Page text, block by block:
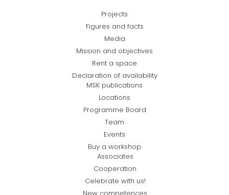
Projects
Figures and facts
Media
Mission and objectives
Rent a space
Declaration of availability
MSK publications
Locations
Programme Board
Team
Events
Buy a workshop
Associates
Cooperation
Celebrate with us!